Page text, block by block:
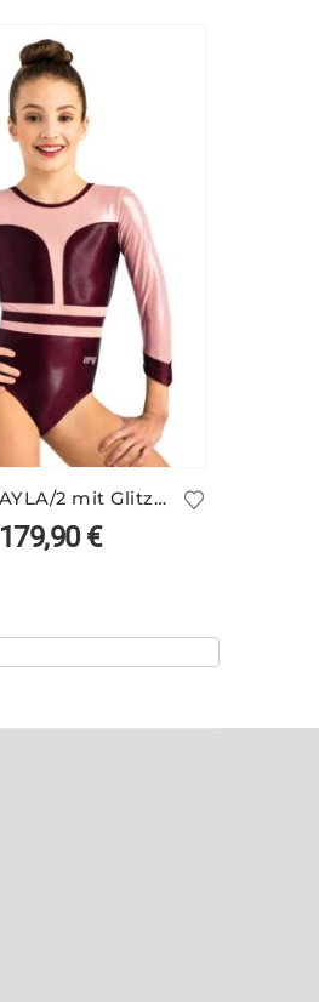
Turnanzug KAYLA/2 mit Glitzerstoff
179,90€